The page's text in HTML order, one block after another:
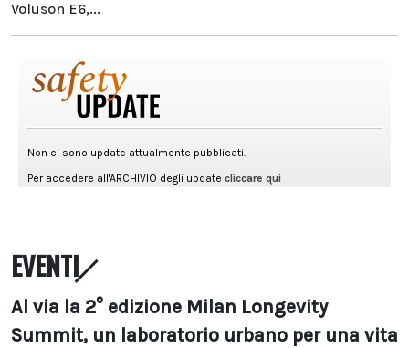
Voluson E6,...
EVENTI
Al via la 2° edizione Milan Longevity
Summit, un laboratorio urbano per una vita